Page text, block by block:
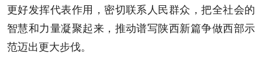
更好发挥代表作用，密切联系人民群众，把全社会的
智慧和力量凝聚起来，推动谱写陕西新篇争做西部示
范迈出更大步伐。